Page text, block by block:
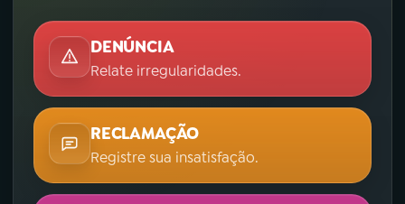
DENÚNCIA
Relate irregularidades.
RECLAMAÇÃO
Registre sua insatisfação.